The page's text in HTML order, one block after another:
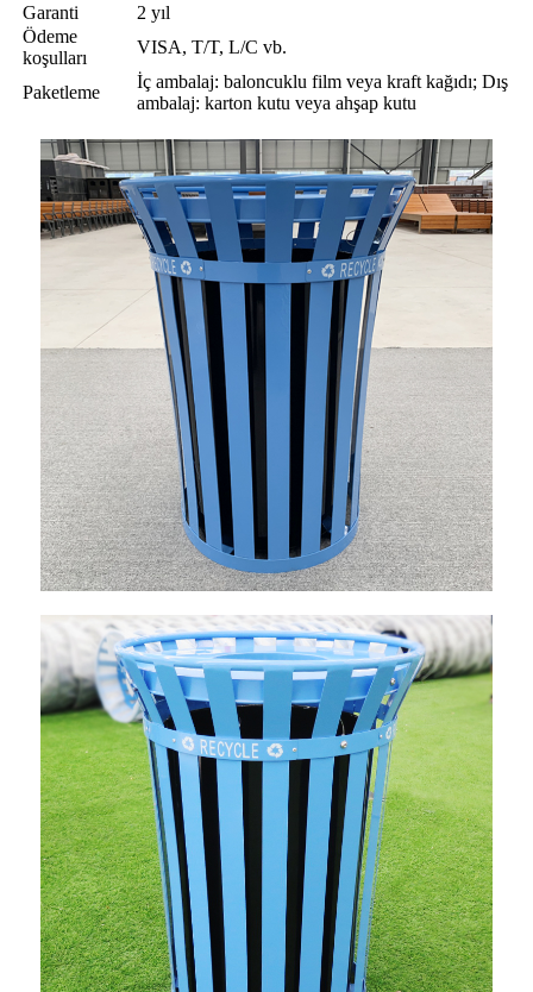
Garanti
2 yıl
Ödeme
koşulları
VISA, T/T, L/C vb.
Paketleme
İç ambalaj: baloncuklu film veya kraft kağıdı; Dış
ambalaj: karton kutu veya ahşap kutu